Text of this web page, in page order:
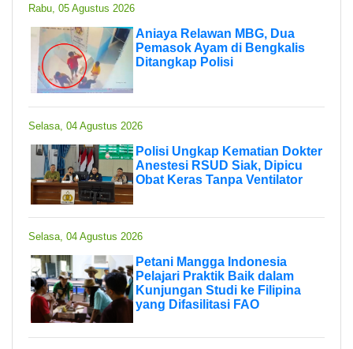
Rabu, 05 Agustus 2026
Aniaya Relawan MBG, Dua
Pemasok Ayam di Bengkalis
Ditangkap Polisi
Selasa, 04 Agustus 2026
Polisi Ungkap Kematian Dokter
Anestesi RSUD Siak, Dipicu
Obat Keras Tanpa Ventilator
Selasa, 04 Agustus 2026
Petani Mangga Indonesia
Pelajari Praktik Baik dalam
Kunjungan Studi ke Filipina
yang Difasilitasi FAO